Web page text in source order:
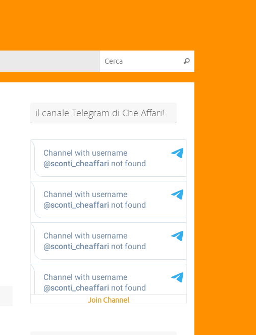
il canale Telegram di Che Affari!
Join Channel